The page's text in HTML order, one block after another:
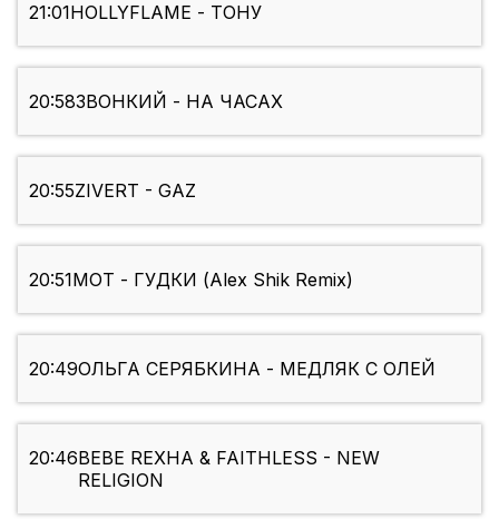
21:01HOLLYFLAME - ТОНУ
20:58ЗВОНКИЙ - НА ЧАСАХ
20:55ZIVERT - GAZ
20:51МОТ - ГУДКИ (Alex Shik Remix)
20:49ОЛЬГА СЕРЯБКИНА - МЕДЛЯК С ОЛЕЙ
20:46BEBE REXHA & FAITHLESS - NEW
RELIGION